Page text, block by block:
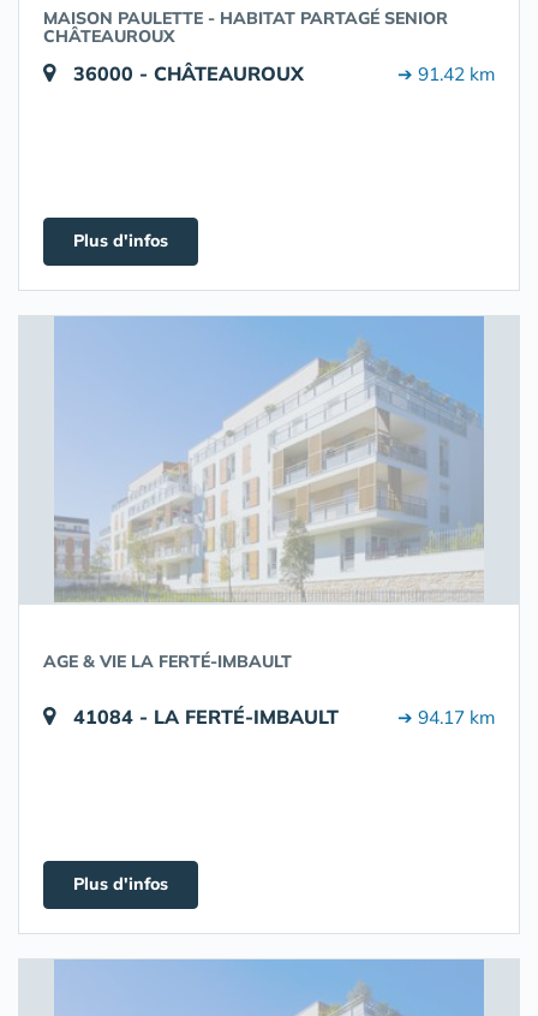
MAISON PAULETTE - HABITAT PARTAGÉ SENIOR
CHÂTEAUROUX
36000 - CHÂTEAUROUX ➔ 91.42 km
Plus d'infos
AGE & VIE LA FERTÉ-IMBAULT
41084 - LA FERTÉ-IMBAULT ➔ 94.17 km
Plus d'infos